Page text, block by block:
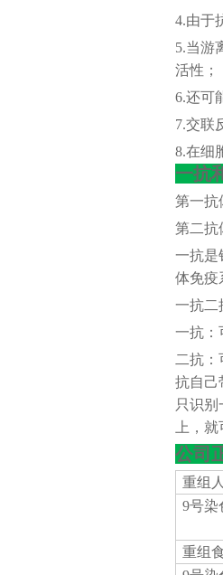
4.由于
5.当游
活性；
6.还可
7.交联
8.在细
一抗
第一抗
第二抗
一抗是
体免疫
一抗二
一抗：
二抗
抗自己
只识
上，
公司
重组
9号染
重组